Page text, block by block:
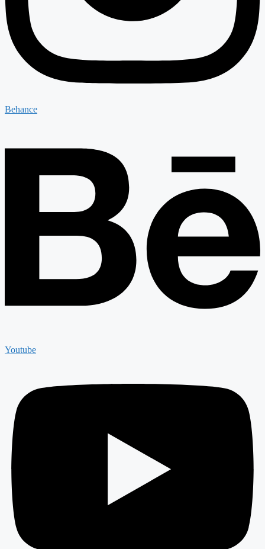
Behance
Youtube